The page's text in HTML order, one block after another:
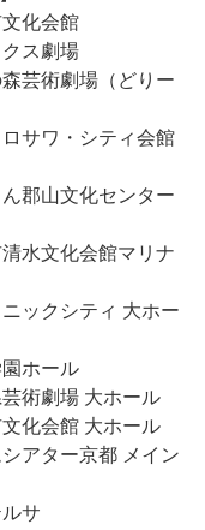
化会館
ス劇場
芸術劇場（どりー
サワ・シティ会館
郡山文化センター
水文化会館マリナ
ックシティ 大ホー
ホール
術劇場 大ホール
化会館 大ホール
アター京都 メイン
サ